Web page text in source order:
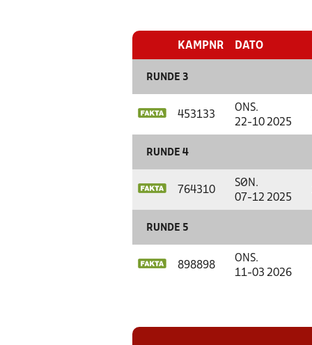
KAMPNR DATO
RUNDE 3
453133
ONS.
22-10 2025
RUNDE 4
764310
SØN.
07-12 2025
RUNDE 5
898898
ONS.
11-03 2026